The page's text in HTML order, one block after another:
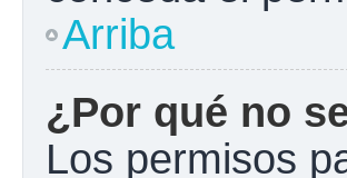
Arriba
¿Por qué no
Los permisos